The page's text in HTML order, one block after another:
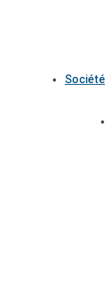
Société